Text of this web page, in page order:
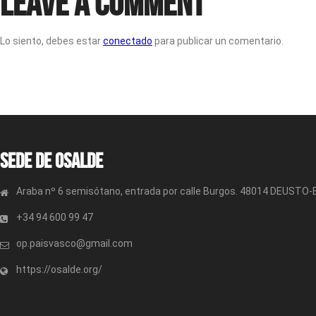
Lo siento, debes estarconectado para publicar un comentario.
Sede de OSALDE
Araba nº 6 semisótano, entrada por calle Burgos. 48014 DEUSTO-
+34 94 600 99 47
op.paisvasco@gmail.com
https://osalde.org/